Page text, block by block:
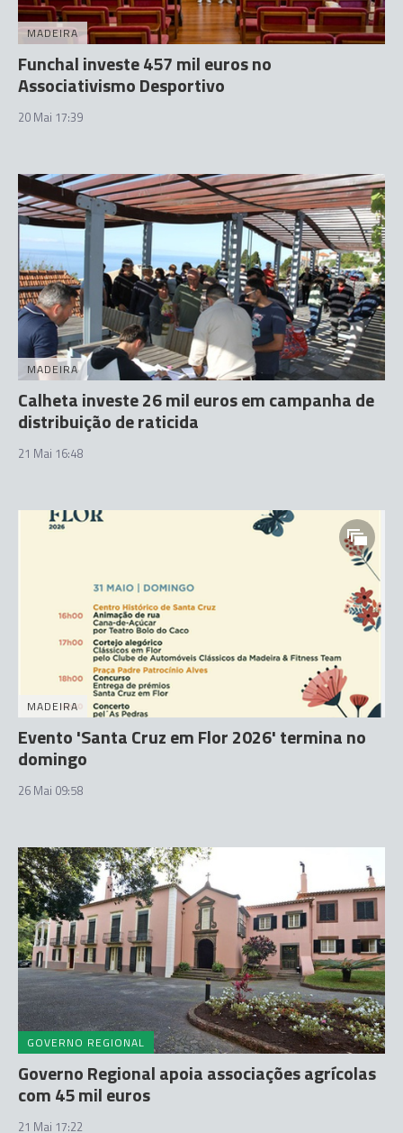
MADEIRA
Funchal investe 457 mil euros no
Associativismo Desportivo
20 Mai 17:39
MADEIRA
Calheta investe 26 mil euros em campanha de
distribuição de raticida
21 Mai 16:48
MADEIRA
Evento 'Santa Cruz em Flor 2026' termina no
domingo
26 Mai 09:58
GOVERNO REGIONAL
Governo Regional apoia associações agrícolas
com 45 mil euros
21 Mai 17:22